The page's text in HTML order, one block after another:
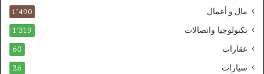
مال و أعمال 1٬490
تكنولوجيا واتصالات 1٬319
عقارات 60
سيارات 26